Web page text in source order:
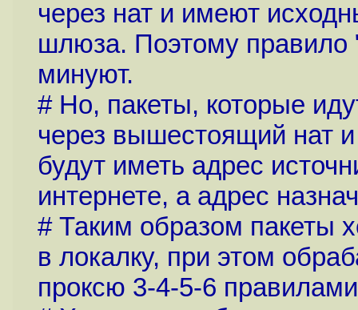
через нат и имеют
шлюза. Поэтому правило
минуют.
# Но, пакеты, которые
через вышестоящий нат и
будут иметь адрес
интернете, а адрес
# Таким образом пакеты
в локалку, при этом
проксю 3-4-5-6